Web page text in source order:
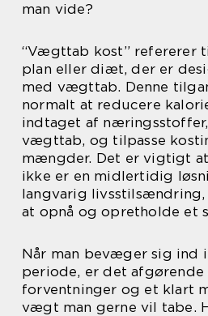
man vide?
“Vægttab kost” refererer
plan eller diæt, der er
med vægttab. Denne
normalt at reducere
indtaget af
vægttab, og tilpasse
mængder. Det er vigtigt
ikke er en midlertidig
langvarig
at opnå og opretholde et
Når man bevæger sig ind
periode, er det afgørende
forventninger og et klart
vægt man gerne vil tabe.